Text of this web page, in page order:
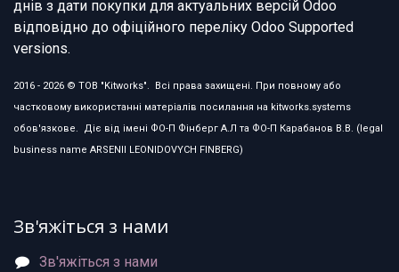
днів з дати покупки для актуальних версій Odoo
відповідно до офіційного переліку Odoo Supported
versions.
2016 - 2026 © ТОВ "Kitworks". Всі права захищені. При повному або
частковому використанні матеріалів посилання на kitworks.systems
обов'язкове. Діє від імені ФО-П Фінберг А.Л та ФО-П Карабанов В.В. (legal
business name ARSENII LEONIDOVYCH FINBERG)
Зв'яжіться з нами
Зв'яжіться з нами